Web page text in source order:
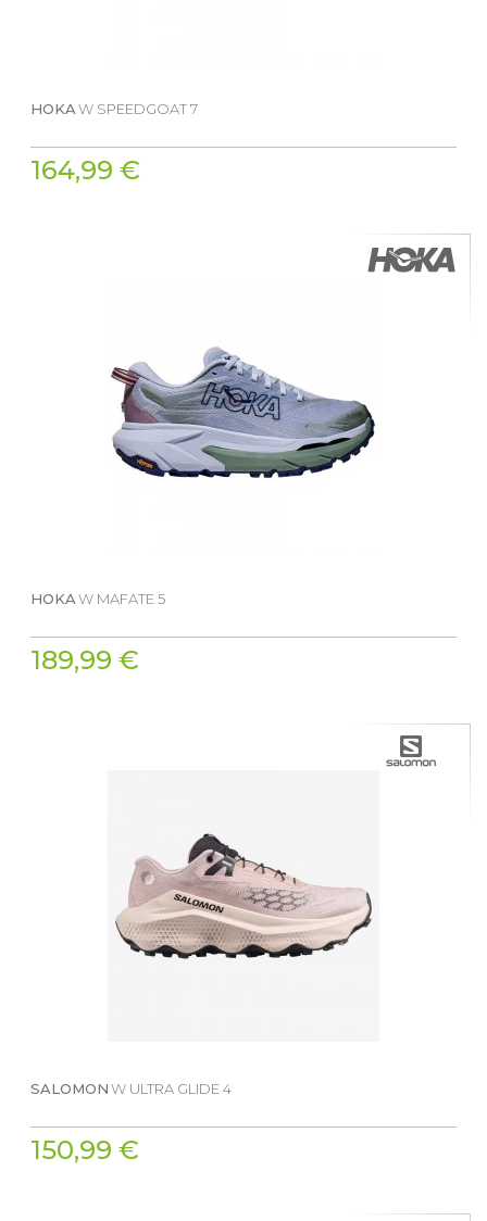
HOKAW SPEEDGOAT 7
164,99 €
HOKAW MAFATE 5
189,99 €
SALOMONW ULTRA GLIDE 4
150,99 €